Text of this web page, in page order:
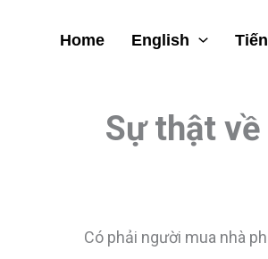
Home English
Sự thật về
Có phải người mua nhà